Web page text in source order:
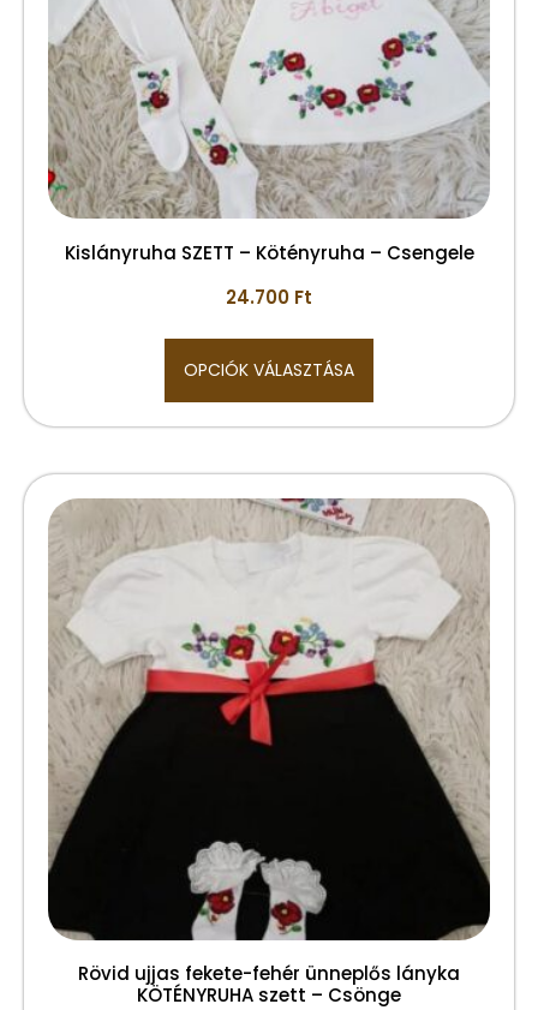
Kislányruha SZETT – Kötényruha – Csengele
24.700 Ft
OPCIÓK VÁLASZTÁSA
Rövid ujjas fekete-fehér ünneplős lányka
KÖTÉNYRUHA szett – Csönge